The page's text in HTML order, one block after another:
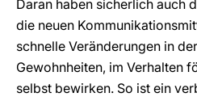
Daran haben sicherlich auch
die neuen
schnelle Veränderungen in
Gewohnheiten, im Verhalten
selbst bewirken. So ist ein